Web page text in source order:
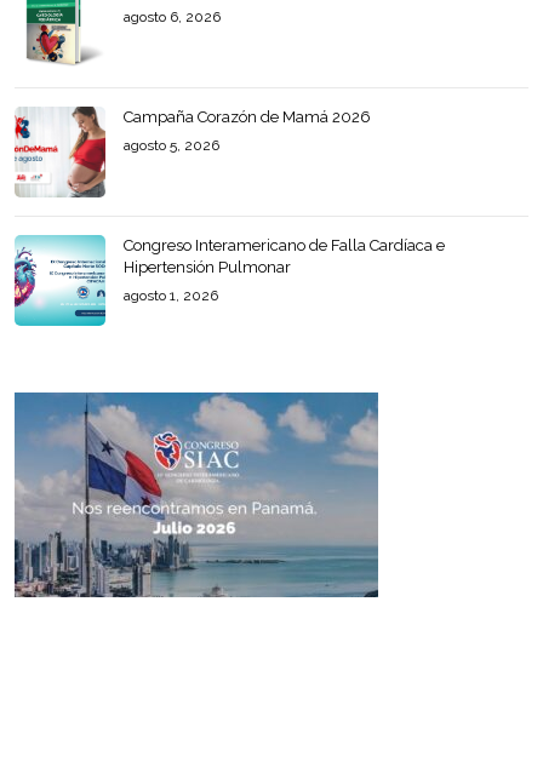
agosto 6, 2026
Campaña Corazón de Mamá 2026
agosto 5, 2026
Congreso Interamericano de Falla Cardíaca e
Hipertensión Pulmonar
agosto 1, 2026